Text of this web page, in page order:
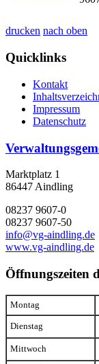
drucken nach oben
Quicklinks
Kontakt
Impressum
Datenschutz
Marktplatz 1
86447 Aindling
08237 9607-0
08237 9607-50
info@vg-aindling.de
www.vg-aindling.de
Öffnungszeiten
Montag
Dienstag
Mittwoch